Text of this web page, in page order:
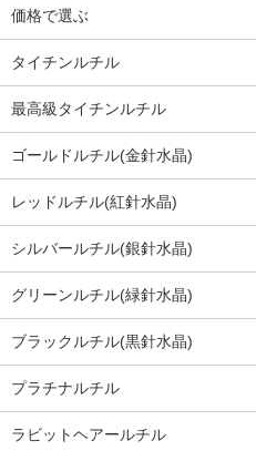
価格で選ぶ
タイチンルチル
最高級タイチンルチル
ゴールドルチル(金針水晶)
レッドルチル(紅針水晶)
シルバールチル(銀針水晶)
グリーンルチル(緑針水晶)
ブラックルチル(黒針水晶)
プラチナルチル
ラビットヘアールチル